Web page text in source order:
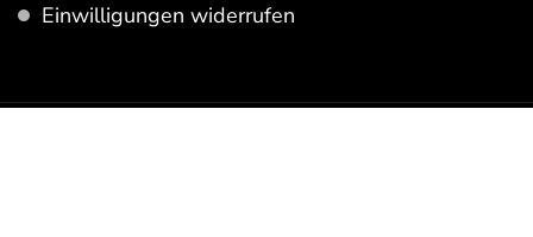
Einwilligungen widerrufen